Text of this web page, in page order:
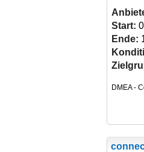
Start:
Ende: